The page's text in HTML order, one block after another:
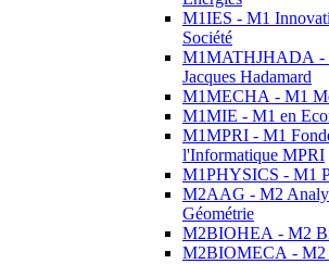
M1IES - M1
Société
M1MATHJHADA -
Jacques Hadamard
M1MECHA - M1
M1MIE - M1 en
M1MPRI - M1
l'Informatique MPRI
M1PHYSICS - M1
M2AAG - M2
Géométrie
M2BIOHEA - M2
M2BIOMECA - M2